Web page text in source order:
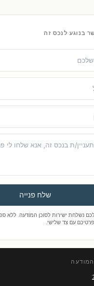
בנוגע לנכס זה
שלח פנייה
נשלחת ישירות לסוכן המודעה. ללא
עם צד שלישי.